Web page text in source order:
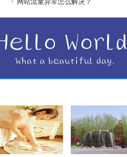
网站流量异常怎么解决？